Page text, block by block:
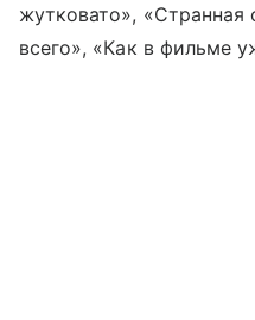
жутковато»,
всего», «Как в фильме